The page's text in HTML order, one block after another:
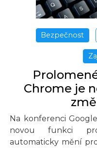
Bezpečnost
Chrome je
Na konferenci
novou funkci
automaticky mění